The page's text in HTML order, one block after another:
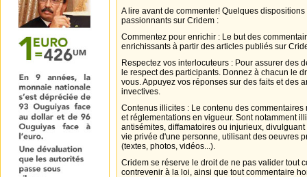
A lire avant de commenter! Quelques
passionnants sur Cridem :
Commentez pour enrichir : Le but des
enrichissants à partir des articles publiés sur
Respectez vos interlocuteurs : Pour assurer des
le respect des participants. Donnez à chacun le
vous. Appuyez vos réponses sur des faits et des
invectives.
Contenus illicites : Le contenu des
et réglementations en vigueur. Sont notamment
antisémites, diffamatoires ou injurieux,
vie privée d'une personne, utilisant des oeuvres
(textes, photos, vidéos...).
Cridem se réserve le droit de ne pas valider tout
contrevenir à la loi, ainsi que tout commentaire